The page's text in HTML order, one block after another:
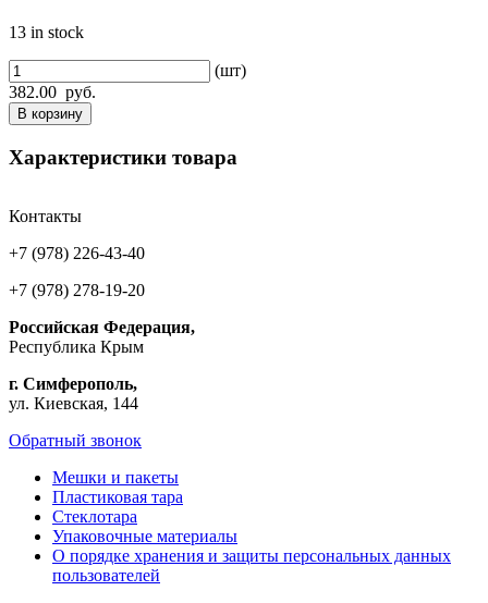
13 in stock
(шт)
382.00 руб.
В корзину
Характеристики товара
Контакты
+7 (978) 226-43-40
+7 (978) 278-19-20
Российская Федерация,
Республика Крым
г. Симферополь,
ул. Киевская, 144
Обратный звонок
Мешки и пакеты
Пластиковая тара
Стеклотара
Упаковочные материалы
О порядке хранения и защиты персональных данных
пользователей